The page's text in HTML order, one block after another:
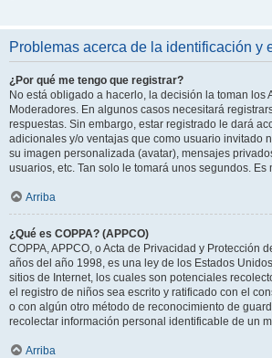
Problemas acerca de la identificación y
¿Por qué me tengo que registrar?
No está obligado a hacerlo, la decisión la toman los
Moderadores. En algunos casos necesitará
respuestas. Sin embargo, estar registrado le dará
adicionales y/o ventajas que como usuario invitado
su imagen personalizada (avatar), mensajes
usuarios, etc. Tan solo le tomará unos segundos. Es
Arriba
¿Qué es COPPA? (APPCO)
COPPA, APPCO, o Acta de Privacidad y Protección
años del año 1998, es una ley de los Estados
sitios de Internet, los cuales son potenciales
el registro de niños sea escrito y ratificado con el
o con algún otro método de reconocimiento de
recolectar información personal identificable de un
Arriba